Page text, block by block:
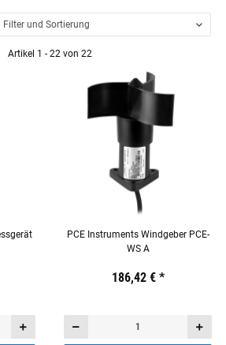
Filter und Sortierung
Artikel 1 - 22 von 22
PCE Instruments Windgeber PCE-
WS A
19,44 € inkl. 19% USt.
186,42 € *